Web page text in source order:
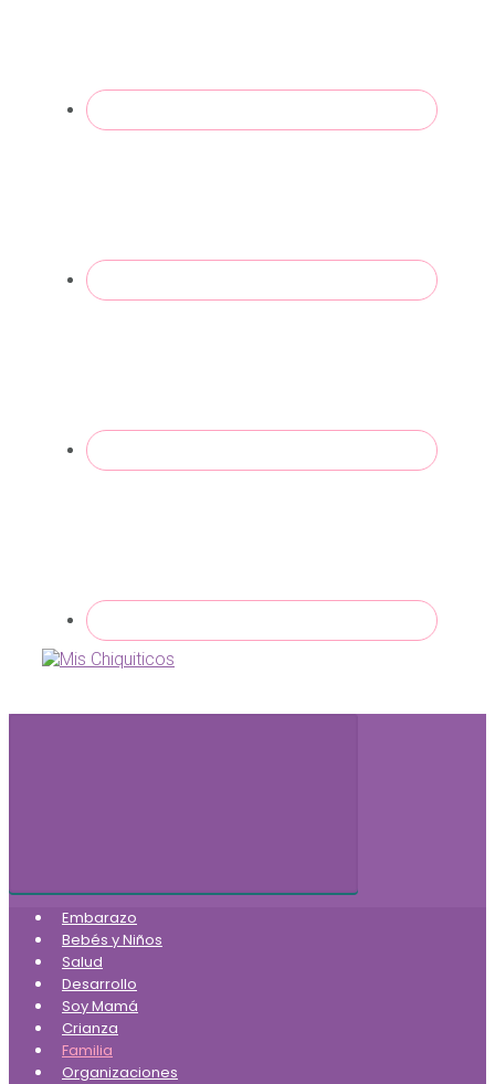
Embarazo
Bebés y Niños
Salud
Desarrollo
Soy Mamá
Crianza
Familia
Organizaciones